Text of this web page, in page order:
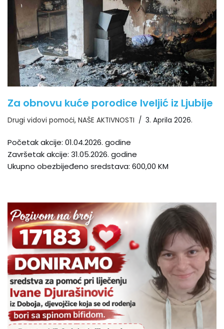
Za obnovu kuće porodice Iveljić iz Ljubije
Drugi vidovi pomoći, NAŠE AKTIVNOSTI 3. Aprila 2026.
Početak akcije: 01.04.2026. godine
Završetak akcije: 31.05.2026. godine
Ukupno obezbijeđeno sredstava: 600,00 KM